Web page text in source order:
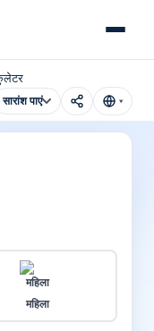
सारांश पाएं ▾
महिला